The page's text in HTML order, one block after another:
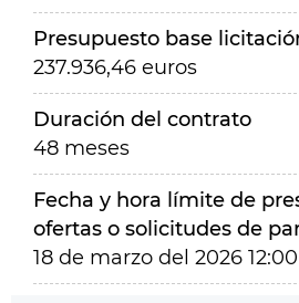
Presupuesto base
237.936,46 euros
Duración del contrato
48 meses
Fecha y hora límite de
ofertas o solicitudes de
18 de marzo del 2026 12:00